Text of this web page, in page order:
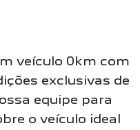
veículo 0km com
exclusivas de
equipe para
o veículo ideal